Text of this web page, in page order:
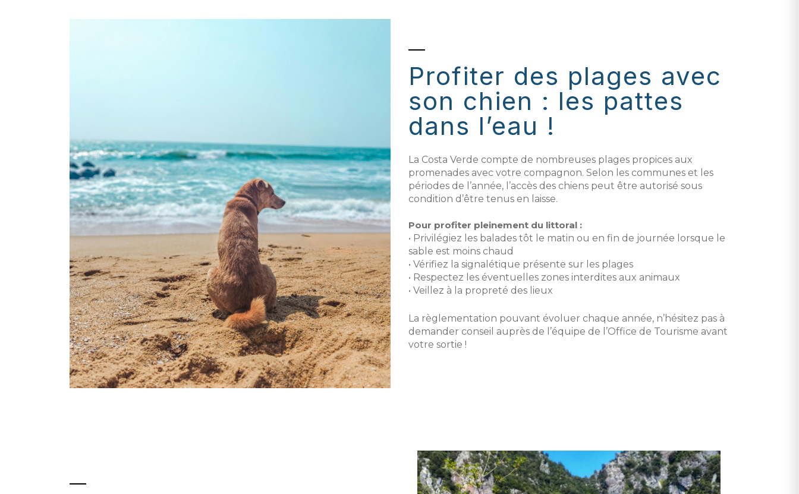
Profiter des plages avec
son chien : les pattes
dans l’eau !
La Costa Verde compte de nombreuses plages propices aux
promenades avec votre compagnon. Selon les communes et les
périodes de l’année, l’accès des chiens peut être autorisé sous
condition d’être tenus en laisse.
Pour profiter pleinement du littoral :
• Privilégiez les balades tôt le matin ou en fin de journée lorsque le
sable est moins chaud
• Vérifiez la signalétique présente sur les plages
• Respectez les éventuelles zones interdites aux animaux
• Veillez à la propreté des lieux
La règlementation pouvant évoluer chaque année, n’hésitez pas à
demander conseil auprès de l’équipe de l’Office de Tourisme avant
votre sortie !